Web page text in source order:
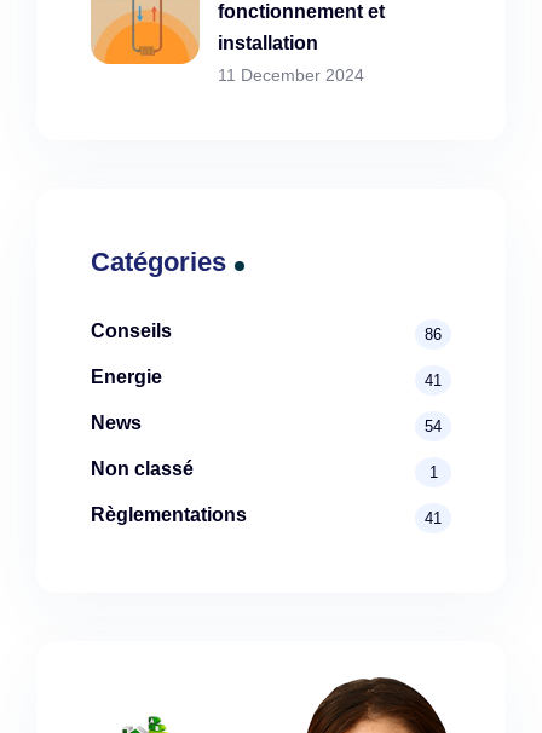
fonctionnement et
installation
11 December 2024
Catégories
Conseils 86
Energie 41
News 54
Non classé 1
Règlementations 41